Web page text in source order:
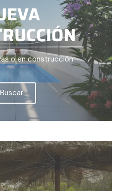
o en construcción
Buscar